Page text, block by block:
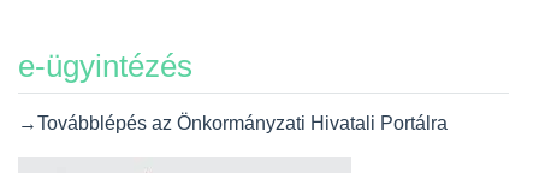
e-ügyintézés
→Továbblépés az Önkormányzati Hivatali Portálra